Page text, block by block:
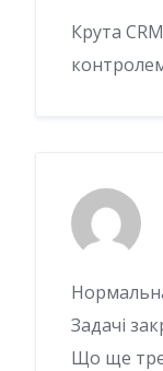
Крута
Задачі
Що ще